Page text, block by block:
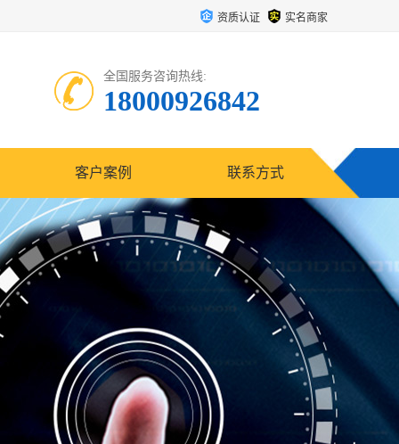
资质认证 实名商家
全国服务咨询热线:
18000926842
客户案例 联系方式